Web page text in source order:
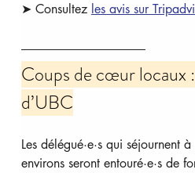
➤ Consultez les avis sur
Coups de cœur locaux
d’UBC
Les délégué·e·s qui séjournent
environs seront entouré·e·s de